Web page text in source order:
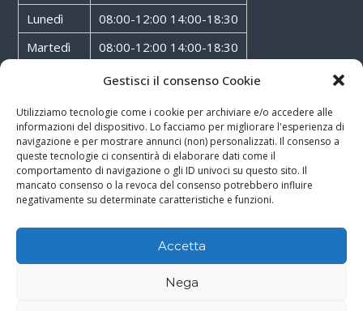
Gestisci il consenso Cookie
Utilizziamo tecnologie come i cookie per archiviare e/o accedere alle
informazioni del dispositivo. Lo facciamo per migliorare l'esperienza di
navigazione e per mostrare annunci (non) personalizzati. Il consenso a
queste tecnologie ci consentirà di elaborare dati come il
comportamento di navigazione o gli ID univoci su questo sito. Il
mancato consenso o la revoca del consenso potrebbero influire
negativamente su determinate caratteristiche e funzioni.
Accetta
Nega
Lunedì
08:00-12:00 14:00-18:30
Martedì
08:00-12:00 14:00-18:30
08:00-12:00 14:00-18:30
Giovedì
08:00-12:00 14:00-18:30
Venerdì
08:00-12:00 14:00-18:30
Sabato
08:00-12:00
Rossoxweb